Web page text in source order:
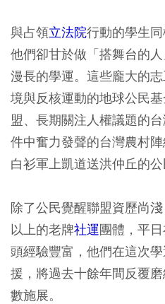
與占領立法院行動的學生
他們卻甘於做「搭舞台的
漫長的學運。這些龐大的
境與反核運動的地球公民
盟、長期關注人權議題的
件中奮力發聲的台灣農村
白衫軍上凱道送洪仲丘的公
除了公民覺醒聯盟資歷尚
以上的老牌社運團體，平
頭經驗豐富，他們在這次
援，將過去十餘年間反覆
數施展。